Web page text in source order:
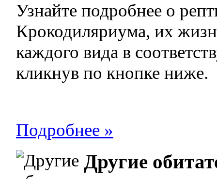
Узнайте подробнее о
Крокодиляриума, их
каждого вида в
кликнув по кнопке ниже.
Подробнее »
Другие